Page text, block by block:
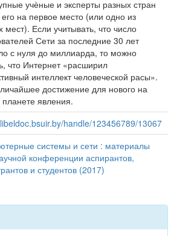
учѐные и эксперты разных стран
его на первое место (или одно из
мест). Если учитывать, что число
Сети за последние 30 лет
с нуля до миллиарда, то можно
что Интернет «расширил
интеллект человеческой расы».
достижение для нового на
явления.
handle/123456789/13067
системы и сети : материалы
конференции аспирантов,
и студентов (2017)